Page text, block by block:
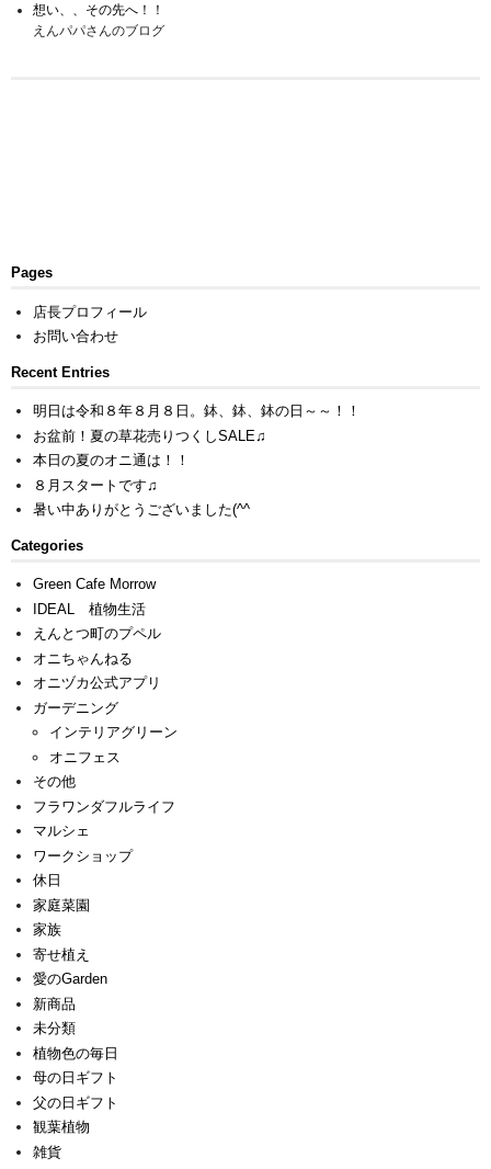
想い、、その先へ！！
えんパパさんのブログ
Pages
店長プロフィール
お問い合わせ
Recent Entries
明日は令和８年８月８日。鉢、鉢、鉢の日～～！！
お盆前！夏の草花売りつくしSALE♫
本日の夏のオニ通は！！
８月スタートです♫
暑い中ありがとうございました(^^ゞ
Categories
Green Cafe Morrow
IDEAL 植物生活
えんとつ町のプペル
オニちゃんねる
オニヅカ公式アプリ
ガーデニング
インテリアグリーン
オニフェス
その他
フラワンダフルライフ
マルシェ
ワークショップ
休日
家庭菜園
家族
寄せ植え
愛のGarden
新商品
未分類
植物色の毎日
母の日ギフト
父の日ギフト
観葉植物
雑貨